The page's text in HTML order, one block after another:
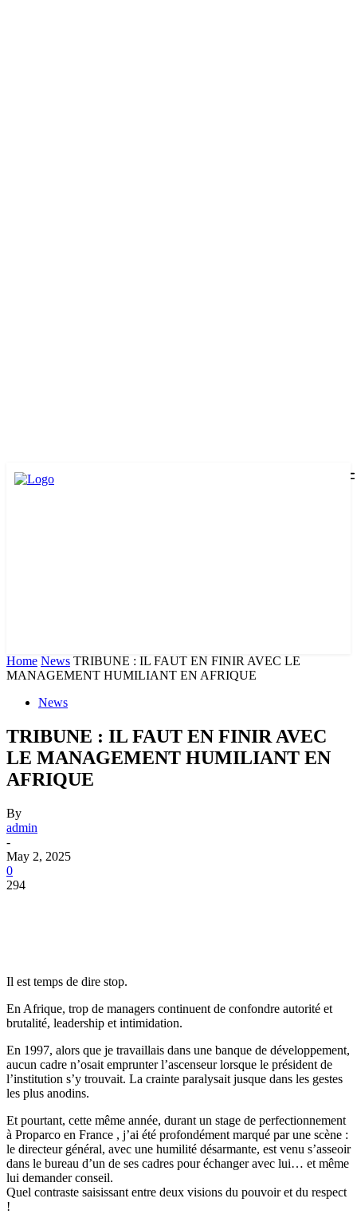
Home News TRIBUNE : IL FAUT EN FINIR AVEC LE
MANAGEMENT HUMILIANT EN AFRIQUE
News
TRIBUNE : IL FAUT EN FINIR AVEC
LE MANAGEMENT HUMILIANT EN
AFRIQUE
By
admin
-
May 2, 2025
0
294
Il est temps de dire stop.
En Afrique, trop de managers continuent de confondre autorité et
brutalité, leadership et intimidation.
En 1997, alors que je travaillais dans une banque de développement,
aucun cadre n’osait emprunter l’ascenseur lorsque le président de
l’institution s’y trouvait. La crainte paralysait jusque dans les gestes
les plus anodins.
Et pourtant, cette même année, durant un stage de perfectionnement
à Proparco en France , j’ai été profondément marqué par une scène :
le directeur général, avec une humilité désarmante, est venu s’asseoir
dans le bureau d’un de ses cadres pour échanger avec lui… et même
lui demander conseil.
Quel contraste saisissant entre deux visions du pouvoir et du respect
!